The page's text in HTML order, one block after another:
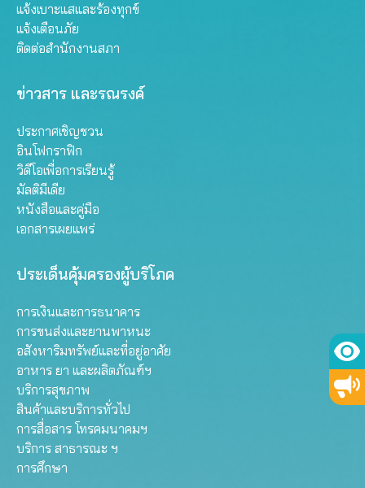
แจ้งเบาะแสและร้องทุกข์
แจ้งเตือนภัย
ติดต่อสำนักงานสภา
ข่าวสาร และรณรงค์
ประกาศเชิญชวน
อินโฟกราฟิก
วิดีโอเพื่อการเรียนรู้
มัลติมีเดีย
หนังสือและคู่มือ
เอกสารเผยแพร่
ประเด็นคุ้มครองผู้บริโภค
การเงินและการธนาคาร
การขนส่งและยานพาหนะ
อสังหาริมทรัพย์และที่อยู่อาศัย
อาหาร ยา และผลิตภัณฑ์ฯ
บริการสุขภาพ
สินค้าและบริการทั่วไป
การสื่อสาร โทรคมนาคมฯ
บริการ สาธารณะ ฯ
การศึกษา